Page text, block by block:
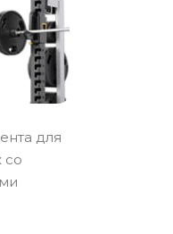
для
со